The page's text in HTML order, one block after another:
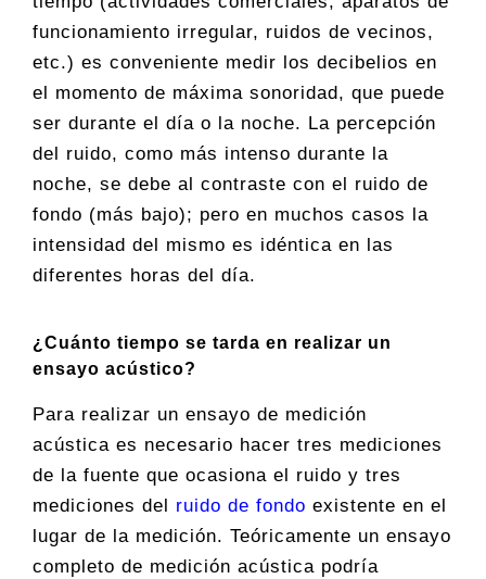
funcionamiento irregular, ruidos de vecinos,
etc.) es conveniente medir los decibelios en
el momento de máxima sonoridad, que puede
ser durante el día o la noche. La percepción
del ruido, como más intenso durante la
noche, se debe al contraste con el ruido de
fondo (más bajo); pero en muchos casos la
intensidad del mismo es idéntica en las
diferentes horas del día.
¿Cuánto tiempo se tarda en realizar un
ensayo acústico?
Para realizar un ensayo de medición
acústica es necesario hacer tres mediciones
de la fuente que ocasiona el ruido y tres
mediciones del ruido de fondo existente en el
lugar de la medición. Teóricamente un ensayo
completo de medición acústica podría